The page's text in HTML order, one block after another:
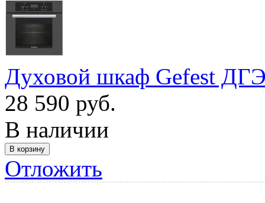
Духовой шкаф Gefest
28 590 руб.
В наличии
Отложить